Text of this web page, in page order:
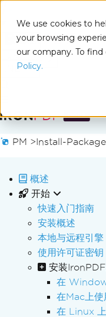
We use cookies to
your browsing
our company. To
Policy.
.NET
跳至页脚内容
Docs
PM >Install-
概述
开始
快速入门指南
安装概述
本地与远程引擎
使用许可证密钥
安装
在
在Mac上使
在 Linux